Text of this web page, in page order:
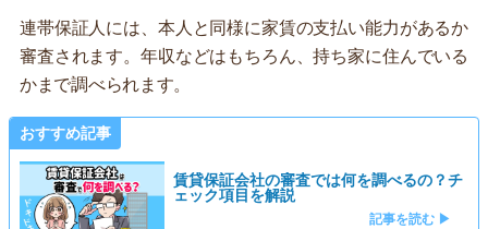
連帯保証人には、本人と同様に家賃の支払い能力があるか
審査されます。年収などはもちろん、持ち家に住んでいる
かまで調べられます。
おすすめ記事
賃貸保証会社の審査では何を調べるの？チ
ェック項目を解説
記事を読む ▶